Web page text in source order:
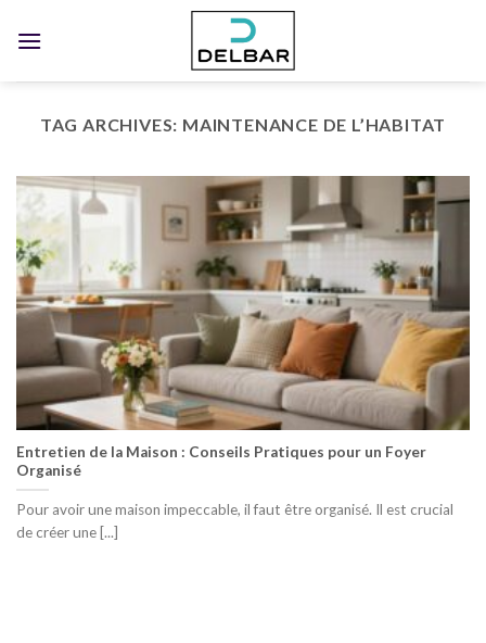
TAG ARCHIVES: MAINTENANCE DE L’HABITAT
Entretien de la Maison : Conseils Pratiques pour un Foyer
Organisé
Pour avoir une maison impeccable, il faut être organisé. Il est crucial
de créer une [...]